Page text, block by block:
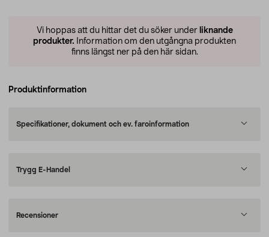
Vi hoppas att du hittar det du söker under liknande
produkter. Information om den utgångna produkten
finns längst ner på den här sidan.
Produktinformation
Specifikationer, dokument och ev. faroinformation
Trygg E-Handel
Recensioner